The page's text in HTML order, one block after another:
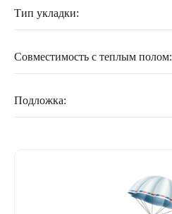
Тип укладки:
Совместимость с теплым полом:
Подложка: